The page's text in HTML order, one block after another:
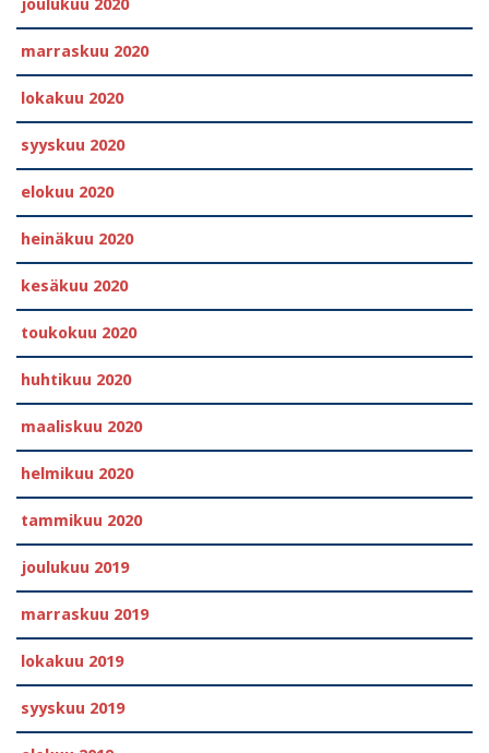
joulukuu 2020
marraskuu 2020
lokakuu 2020
syyskuu 2020
elokuu 2020
heinäkuu 2020
kesäkuu 2020
toukokuu 2020
huhtikuu 2020
maaliskuu 2020
helmikuu 2020
tammikuu 2020
joulukuu 2019
marraskuu 2019
lokakuu 2019
syyskuu 2019